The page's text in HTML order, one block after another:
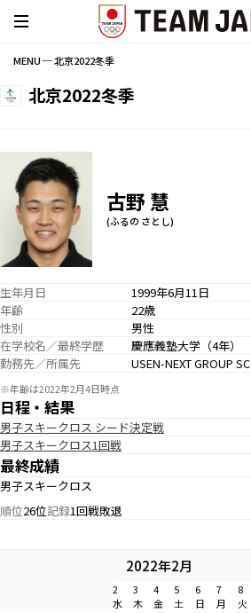
MENU ─ 北京2022冬季
北京2022冬季
古野 慧
(ふるの さとし)
生年月日
1999年6月11日
年齢
22歳
性別
男性
在学校名／最終学歴
慶應義塾大学（4年）
勤務先／所属先
USEN-NEXT GROUP SC
※年齢は2022年2月4日時点
日程・結果
男子スキークロス シード決定戦
男子スキークロス1回戦
最終成績
男子スキークロス
順位26位記録1回戦敗退
2022年2月
2 3 4 5 6 7 8
水
木 金 土 日 月 火